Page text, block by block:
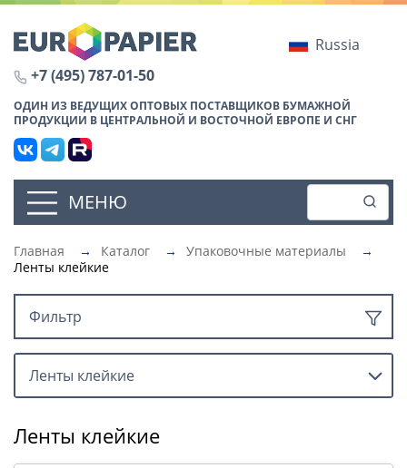
Russia
+7 (495) 787-01-50
ОДИН ИЗ ВЕДУЩИХ ОПТОВЫХ ПОСТАВЩИКОВ БУМАЖНОЙ
ПРОДУКЦИИ В ЦЕНТРАЛЬНОЙ И ВОСТОЧНОЙ ЕВРОПЕ И СНГ
МЕНЮ
Главная → Каталог → Упаковочные материалы
→
Ленты клейкие
Фильтр
Ленты клейкие
Ленты клейкие